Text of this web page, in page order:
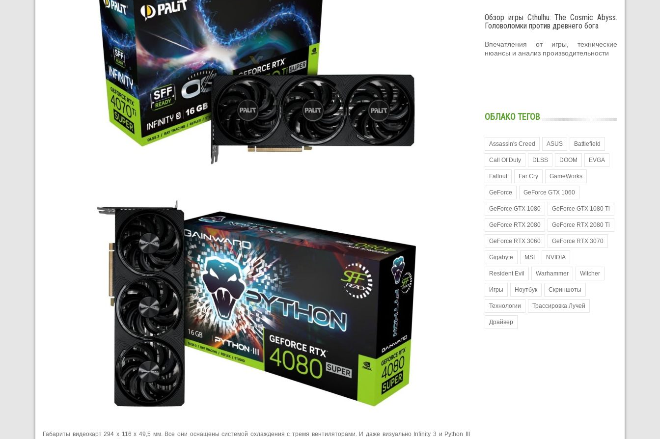
Габариты видеокарт 294 x 116 x 49,5 мм. Все они оснащены системой охлаждения с тремя вентиляторами. И даже визуально Infinity 3 и Python III
Обзор игры Cthulhu: The Cosmic Abyss.
Головоломки против древнего бога
Впечатления от игры, технические
нюансы и анализ производительности
ОБЛАКО ТЕГОВ
Assassin's Creed ASUS Battlefield
Call Of Duty DLSS DOOM EVGA
Fallout Far Cry GameWorks
GeForce GeForce GTX 1060
GeForce GTX 1080 GeForce GTX 1080 Ti
GeForce RTX 2080 GeForce RTX 2080 Ti
GeForce RTX 3060 GeForce RTX 3070
Gigabyte MSI NVIDIA
Resident Evil Warhammer Witcher
Игры Ноутбук Скриншоты
Технологии Трассировка Лучей
Драйвер